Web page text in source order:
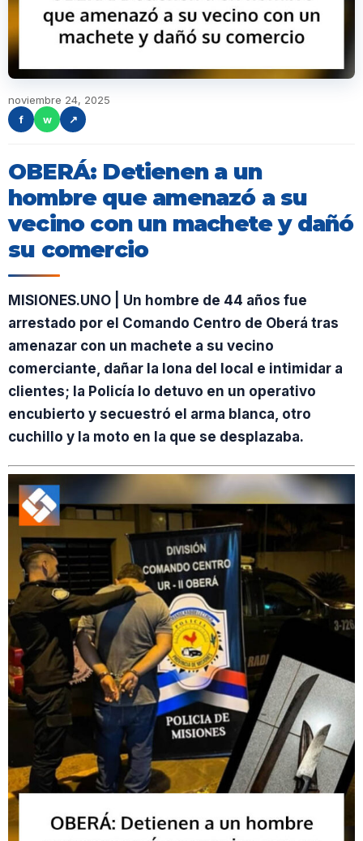
noviembre 24, 2025
f
w ↗
OBERÁ: Detienen a un
hombre que amenazó a su
vecino con un machete y dañó
su comercio
MISIONES.UNO | Un hombre de 44 años fue
arrestado por el Comando Centro de Oberá tras
amenazar con un machete a su vecino
comerciante, dañar la lona del local e intimidar a
clientes; la Policía lo detuvo en un operativo
encubierto y secuestró el arma blanca, otro
cuchillo y la moto en la que se desplazaba.